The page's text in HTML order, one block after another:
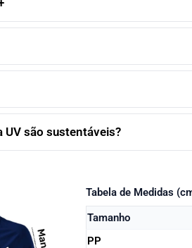
UV são sustentáveis?
Tabela de Medidas
Tamanho
PP